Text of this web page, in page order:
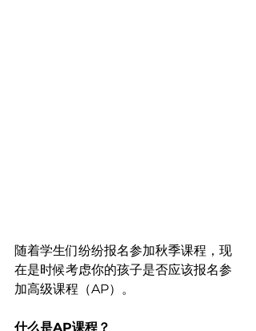
随着学生们纷纷报名参加秋季课程，现
在是时候考虑你的孩子是否应该报名参
加高级课程（AP）。
什么是AP课程？